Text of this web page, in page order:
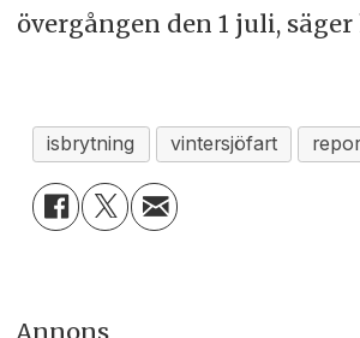
övergången den 1 juli, säger
isbrytning vintersjöfart
Annons